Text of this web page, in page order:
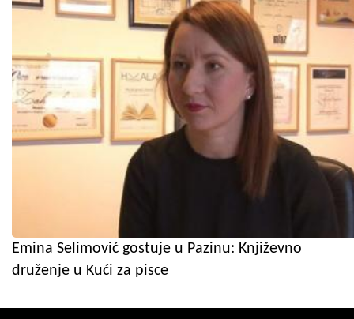
Emina Selimović gostuje u Pazinu: Književno
druženje u Kući za pisce